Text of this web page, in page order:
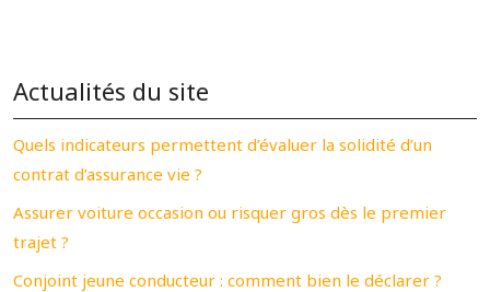
Actualités du site
Quels indicateurs permettent d’évaluer la solidité d’un
contrat d’assurance vie ?
Assurer voiture occasion ou risquer gros dès le premier
trajet ?
Conjoint jeune conducteur : comment bien le déclarer ?